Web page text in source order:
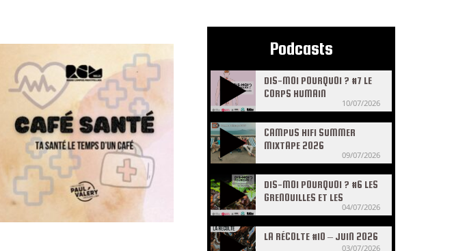
Podcasts
DIS-MOI POURQUOI ? #7 LE
CORPS HUMAIN
10/07/2026
CAMPUS HIFI SUMMER
MIXTAPE 2026
09/07/2026
DIS-MOI POURQUOI ? #6 LES
GRENOUILLES ET LES
04/07/2026
LA RÉCOLTE #10 – JUIN 2026
03/07/2026